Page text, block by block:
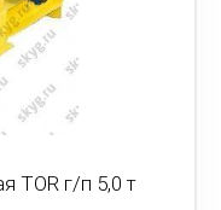
TOR г/п 5,0 т